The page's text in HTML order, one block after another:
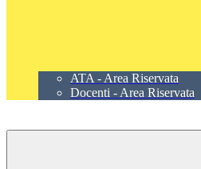
ATA - Area Riservata
Docenti - Area Riservata